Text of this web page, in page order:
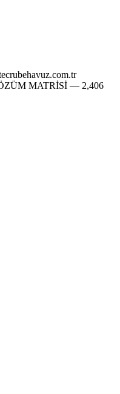
MATRİSİ — 2,406